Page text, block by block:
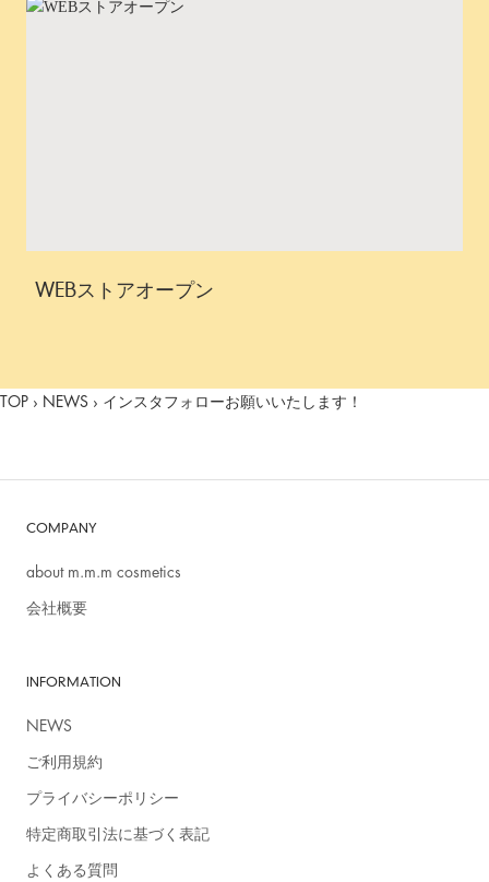
WEBストアオープン
TOP › NEWS › インスタフォローお願いいたします！
COMPANY
about m.m.m cosmetics
会社概要
INFORMATION
NEWS
ご利用規約
プライバシーポリシー
特定商取引法に基づく表記
よくある質問